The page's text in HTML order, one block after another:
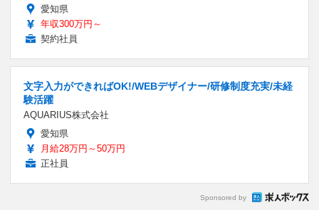
愛知県
年収300万円～
契約社員
文字入力ができればOK!/WEBデザイナー/研修制度充実/未経
験活躍
AQUARIUS株式会社
愛知県
月給28万円～50万円
正社員
Sponsored by